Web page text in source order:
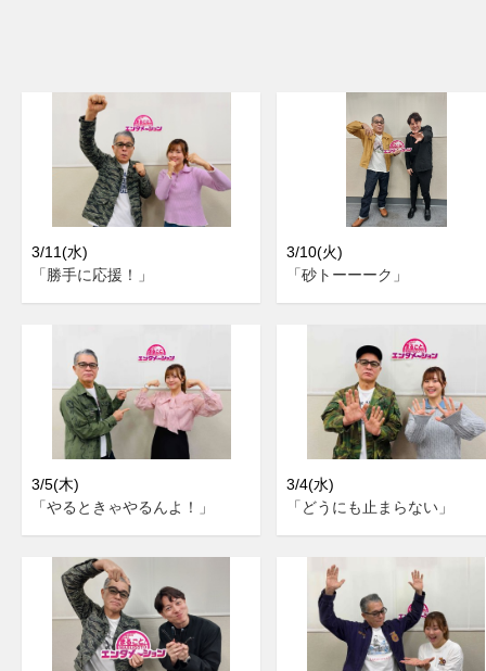
3/11(水)
「勝手に応援！」
3/10(火)
「砂トーーーク」
3/5(木)
「やるときゃやるんよ！」
3/4(水)
「どうにも止まらない」